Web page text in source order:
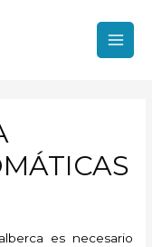
es necesario